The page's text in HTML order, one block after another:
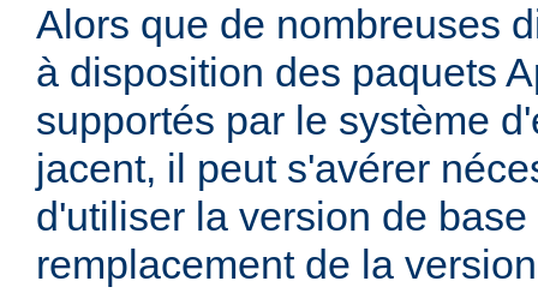
Alors que de nombreuses
à disposition des paquets
supportés par le système
jacent, il peut s'avérer
d'utiliser la version de
remplacement de la